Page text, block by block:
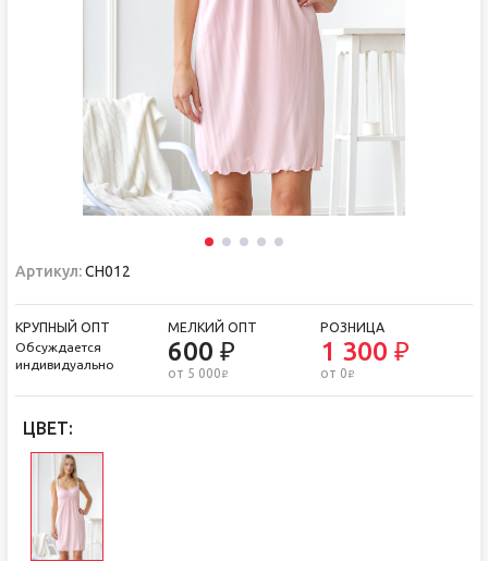
Артикул:СН012
КРУПНЫЙ ОПТ
Обсуждается
индивидуально
МЕЛКИЙ ОПТ
600 ₽
от 5 000 i
РОЗНИЦА
1 300 ₽
от 0 i
ЦВЕТ: